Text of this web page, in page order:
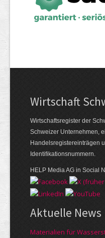
Wirtschaft
Wirtschaftsregister der
Schweizer Unternehmen,
Handelsregistereinträgen
Identifikationsnummern.
HELP Media AG in Social
Aktuelle News
Materialien für